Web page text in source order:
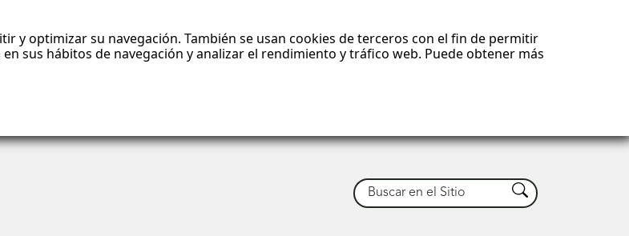
y optimizar su navegación. También se usan cookies de terceros con el fin de permitir
sus hábitos de navegación y analizar el rendimiento y tráfico web. Puede obtener más
Buscar Buscar